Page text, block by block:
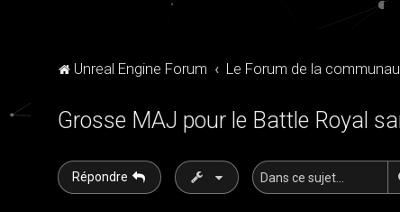
Unreal Engine Forum Le Forum de la
Grosse MAJ pour le Battle Royal
Répondre